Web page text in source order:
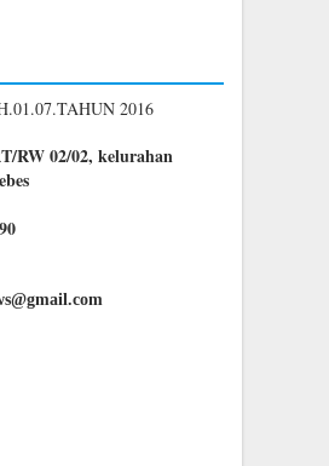
2016
RW 02/02, kelurahan